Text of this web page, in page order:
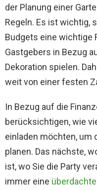
der Planung einer
Regeln. Es ist wichtig,
Budgets eine wichtige
Gastgebers in Bezug
Dekoration spielen.
weit von einer festen
In Bezug auf die
berücksichtigen, wie
einladen möchten, um
planen. Das nächste,
ist, wo Sie die Party
immer eine